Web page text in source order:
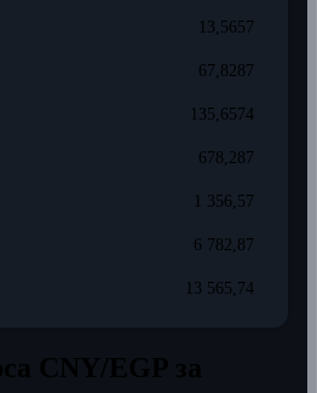
13,5657
67,8287
135,6574
678,287
1 356,57
6 782,87
13 565,74